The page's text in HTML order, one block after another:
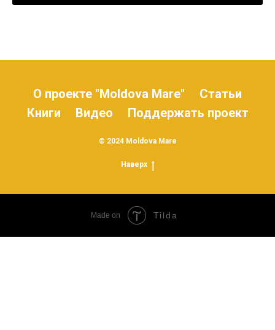
О проекте "Moldova Mare"
Статьи
Книги
Видео Поддержать проект
© 2024 Moldova Mare
Наверх
Made on Tilda